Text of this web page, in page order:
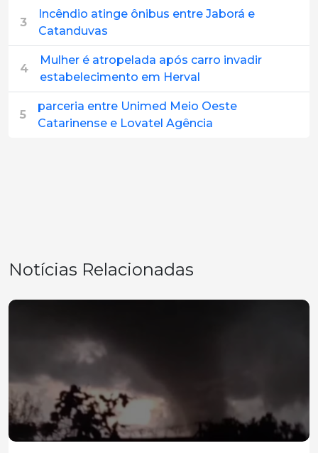
3
Incêndio atinge ônibus entre Jaborá e
Catanduvas
4
Mulher é atropelada após carro invadir
estabelecimento em Herval
5
parceria entre Unimed Meio Oeste
Catarinense e Lovatel Agência
Notícias Relacionadas